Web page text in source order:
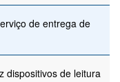
de entrega de
dispositivos de leitura